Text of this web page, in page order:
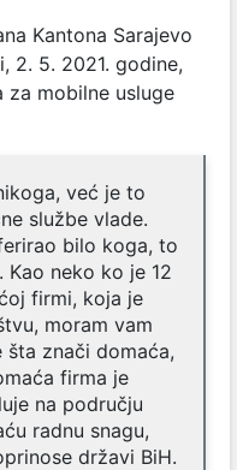
Kantona Sarajevo
2. 5. 2021. godine,
za mobilne usluge
već je to
službe vlade.
bilo koga, to
neko ko je 12
firmi, koja je
moram vam
znači domaća,
firma je
na području
radnu snagu,
državi BiH.